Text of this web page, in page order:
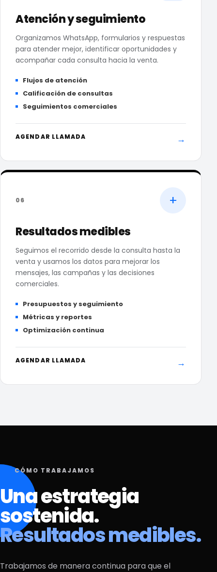
Atención y seguimiento
Organizamos WhatsApp, formularios y respuestas
para atender mejor, identificar oportunidades y
acompañar cada consulta hacia la venta.
Flujos de atención
Calificación de consultas
Seguimientos comerciales
AGENDAR LLAMADA →
06 +
Resultados medibles
Seguimos el recorrido desde la consulta hasta la
venta y usamos los datos para mejorar los
mensajes, las campañas y las decisiones
comerciales.
Presupuestos y seguimiento
Métricas y reportes
Optimización continua
AGENDAR LLAMADA →
CÓMO TRABAJAMOS
Una estrategia
sostenida.
Resultados medibles.
Trabajamos de manera continua para que el